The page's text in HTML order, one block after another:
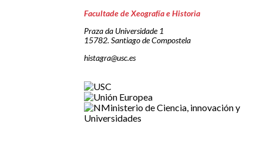
Facultade de Xeografía e Historia
Praza da Universidade 1
15782. Santiago de Compostela
histagra@usc.es